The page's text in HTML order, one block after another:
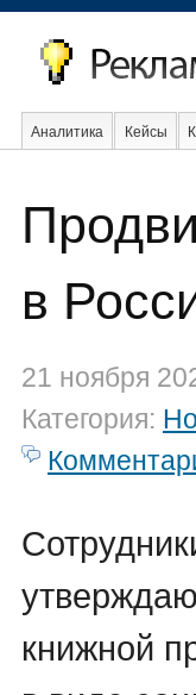
Аналитика Кейсы
в
21 ноября
Категория:
книжной